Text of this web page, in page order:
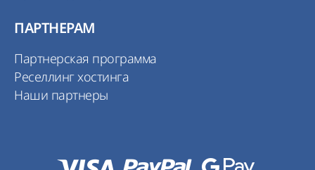
ПАРТНЕРАМ
Партнерская программа
Реселлинг хостинга
Наши партнеры